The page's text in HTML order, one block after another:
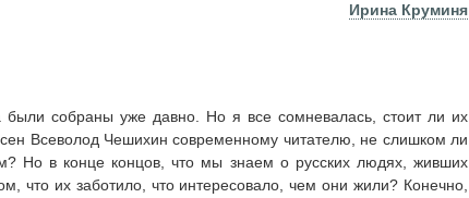
Ирина Круминя
были собраны уже давно. Но я все сомневалась, стоит ли их
Всеволод Чешихин современному читателю, не слишком ли
Но в конце концов, что мы знаем о русских людях, живших
что их заботило, что интересовало, чем они жили? Конечно,